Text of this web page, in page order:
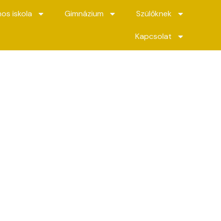
iskola Gimnázium Szülőknek
Kapcsolat